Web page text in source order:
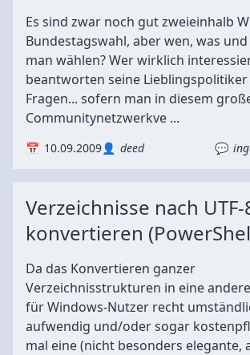
Es sind zwar noch gut zweieinhalb
Bundestagswahl, aber wen, was
man wählen? Wer wirklich
beantworten seine
Fragen... sofern man in diesem
Communitynetzwerkve ...
10.09.2009 deed
Verzeichnisse nach UTF-
konvertieren
Da das Konvertieren ganzer
Verzeichnisstrukturen in eine
für Windows-Nutzer recht
aufwendig und/oder sogar
mal eine (nicht besonders elegante,